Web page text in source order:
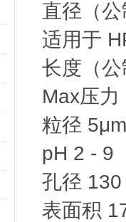
直径（
适用于
长度（
Max压
粒径 5μm
pH 2 - 9
孔径
表面积